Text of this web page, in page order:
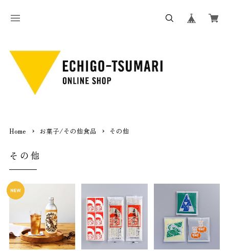
Home お菓子/その他食品 その他
その他